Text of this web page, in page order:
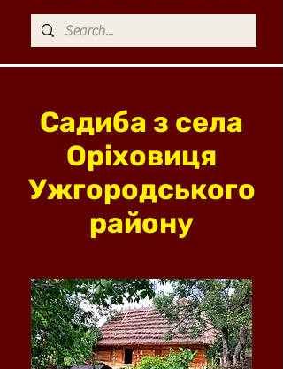
Садиба з села
Оріховиця
Ужгородського
району